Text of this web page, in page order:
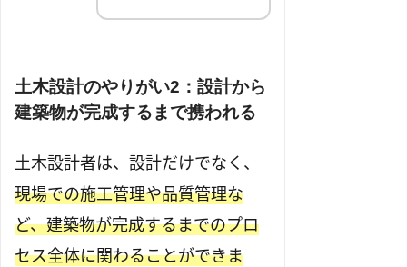
土木設計のやりがい2：設計から
建築物が完成するまで携われる
土木設計者は、設計だけでなく、
現場での施工管理や品質管理な
ど、建築物が完成するまでのプロ
セス全体に関わることができま